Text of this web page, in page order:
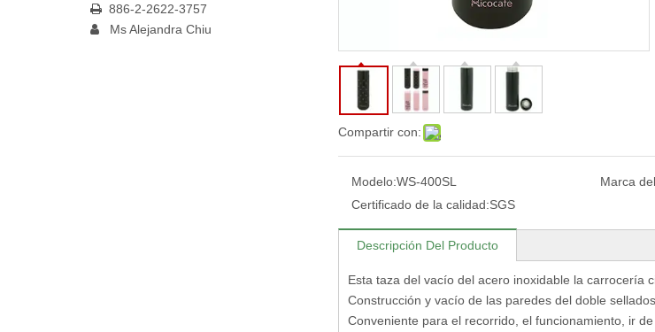
 886-2-2622-3757
 Ms Alejandra Chiu
Compartir con:
Modelo:WS-400SL Marca
Certificado de la calidad:SGS
Descripción Del Producto
Esta taza del vacío del acero inoxidable la carrocería
Construcción y vacío de las paredes del doble
Conveniente para el recorrido, el funcionamiento, ir